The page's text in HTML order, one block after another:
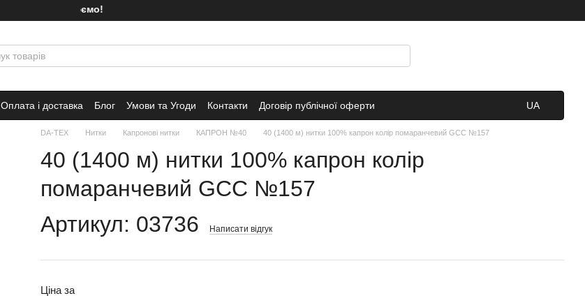
Ми працюємо!
Оплата і доставка Блог Умови та Угоди Контакти Договір публічної оферти UA
DA-TEX Нитки Капронові нитки КАПРОН №40 40 (1400 м) нитки 100% капрон колір помаранчевий GCC №157
40 (1400 м) нитки 100% капрон колір
помаранчевий GCC №157
Артикул: 03736
Написати відгук
Ціна за